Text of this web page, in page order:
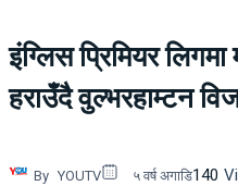
इंग्लिस प्रिमियर
हराउँदै वुल्भरहाम्टन
By YOUTV ५ वर्ष अगाडि140